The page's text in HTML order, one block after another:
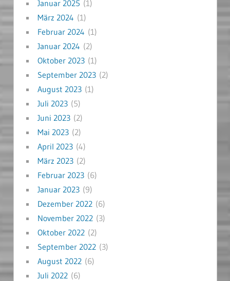
Januar 2025 (1)
März 2024 (1)
Februar 2024 (1)
Januar 2024 (2)
Oktober 2023(1)
September 2023(2)
August 2023(1)
Juli 2023(5)
Juni 2023(2)
Mai 2023(2)
April 2023(4)
März 2023(2)
Februar 2023(6)
Januar 2023(9)
Dezember 2022(6)
November 2022(3)
Oktober 2022(2)
September 2022(3)
August 2022(6)
Juli 2022(6)